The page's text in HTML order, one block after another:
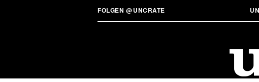
FOLGEN @UNCRATE